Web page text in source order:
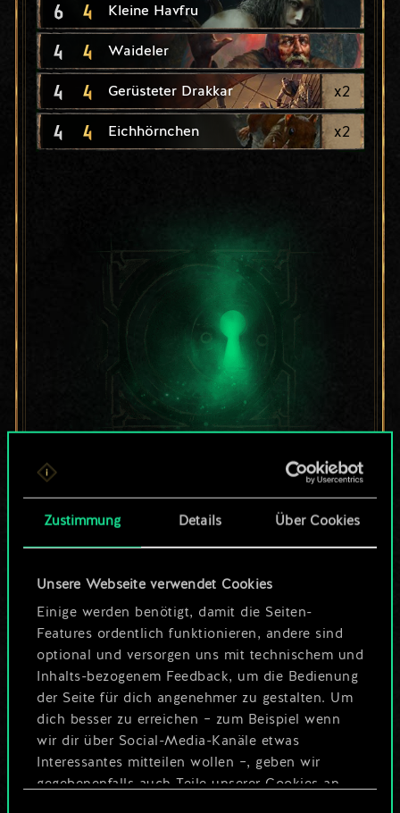
Zustimmung Details Über Cookies
Unsere Webseite verwendet Cookies
Einige werden benötigt, damit die Seiten-
Features ordentlich funktionieren, andere sind
optional und versorgen uns mit technischem und
Inhalts-bezogenem Feedback, um die Bedienung
der Seite für dich angenehmer zu gestalten. Um
dich besser zu erreichen – zum Beispiel wenn
wir dir über Social-Media-Kanäle etwas
Interessantes mitteilen wollen –, geben wir
gegebenenfalls auch Teile unserer Cookies an
6 4 Kleine Havfru
4 4 Waideler
4 4 Gerüsteter Drakkar x2
4 4 Eichhörnchen x2
Bis jetzt ist dies nur
ein geteilter Satz
Wo es doch so viel
mehr sein kann!
Deck benennen und Leitfaden
Deck bearbeiten